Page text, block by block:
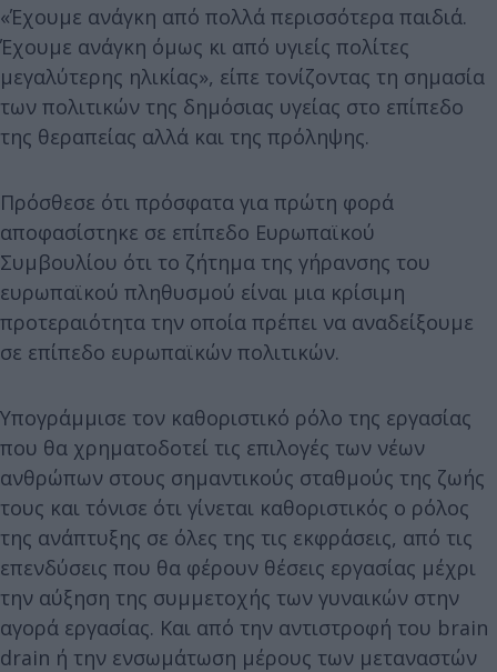
«Έχουμε ανάγκη από πολλά περισσότερα παιδιά.
Έχουμε ανάγκη όμως κι από υγιείς πολίτες
μεγαλύτερης ηλικίας», είπε τονίζοντας τη σημασία
των πολιτικών της δημόσιας υγείας στο επίπεδο
της θεραπείας αλλά και της πρόληψης.
Πρόσθεσε ότι πρόσφατα για πρώτη φορά
αποφασίστηκε σε επίπεδο Ευρωπαϊκού
Συμβουλίου ότι το ζήτημα της γήρανσης του
ευρωπαϊκού πληθυσμού είναι μια κρίσιμη
προτεραιότητα την οποία πρέπει να αναδείξουμε
σε επίπεδο ευρωπαϊκών πολιτικών.
Υπογράμμισε τον καθοριστικό ρόλο της εργασίας
που θα χρηματοδοτεί τις επιλογές των νέων
ανθρώπων στους σημαντικούς σταθμούς της ζωής
τους και τόνισε ότι γίνεται καθοριστικός ο ρόλος
της ανάπτυξης σε όλες της τις εκφράσεις, από τις
επενδύσεις που θα φέρουν θέσεις εργασίας μέχρι
την αύξηση της συμμετοχής των γυναικών στην
αγορά εργασίας. Και από την αντιστροφή του brain
drain ή την ενσωμάτωση μέρους των μεταναστών